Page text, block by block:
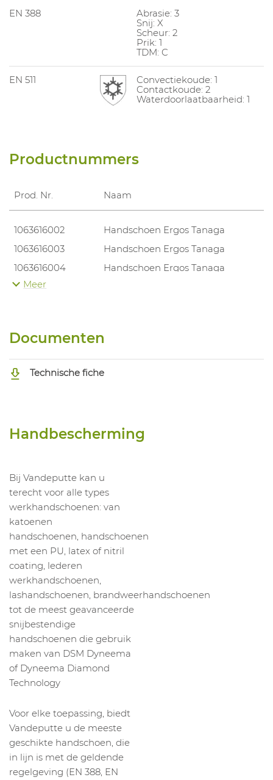
EN 388
Abrasie: 3
Snij: X
Scheur: 2
Prik: 1
TDM: C
EN 511
Convectiekoude: 1
Contactkoude: 2
Waterdoorlaatbaarheid: 1
Productnummers
Prod. Nr. Naam
1063616002
Handschoen Ergos Tanaga
1063616003
Handschoen Ergos Tanaga
1063616004
Handschoen Ergos Tanaga
1063616005
Meer
Documenten
Technische fiche
Handbescherming
Bij Vandeputte kan u
terecht voor alle types
werkhandschoenen: van
katoenen
handschoenen, handschoenen
met een PU, latex of nitril
coating, lederen
werkhandschoenen,
lashandschoenen, brandweerhandschoenen
tot de meest geavanceerde
snijbestendige
handschoenen die gebruik
maken van DSM Dyneema
of Dyneema Diamond
Technology
Voor elke toepassing, biedt
Vandeputte u de meeste
geschikte handschoen, die
in lijn is met de geldende
regelgeving (EN 388, EN